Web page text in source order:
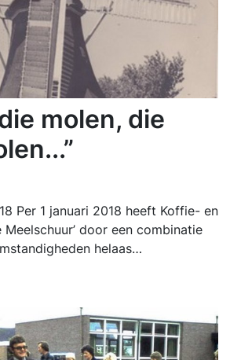
molen, die
Per 1 januari 2018 heeft Koffie- en
Meelschuur’ door een combinatie
helaas…